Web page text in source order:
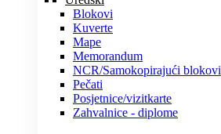
Blokovi
Kuverte
Mape
Memorandum
NCR/Samokopirajući blokovi
Pečati
Posjetnice/vizitkarte
Zahvalnice - diplome